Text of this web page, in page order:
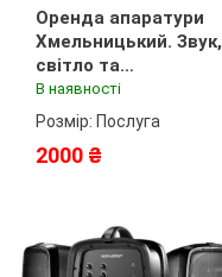
Оренда апаратури
Хмельницький. Звук,
світло та
спецефекти
В наявності
Розмір: Послуга
2000 ₴